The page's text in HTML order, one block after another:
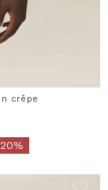
crêpe
from